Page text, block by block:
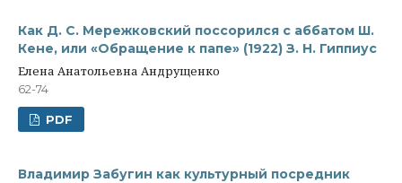
Как Д. С. Мережковский поссорился с аббатом Ш.
Кене, или «Обращение к папе» (1922) З. Н. Гиппиус
Елена Анатольевна Андрущенко
62-74
PDF
Владимир Забугин как культурный посредник